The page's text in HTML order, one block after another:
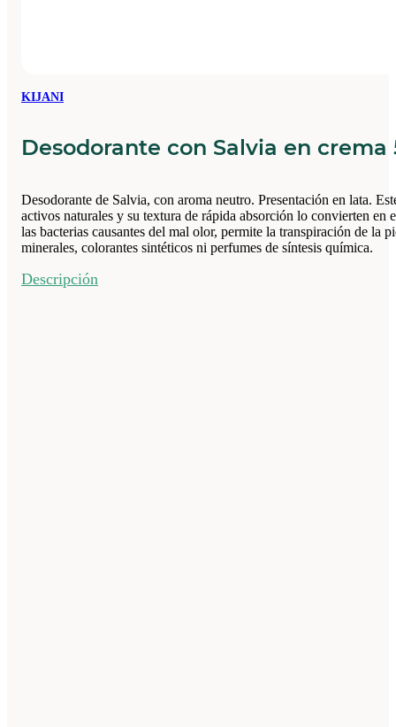
KIJANI
Desodorante con Salvia en crema
Desodorante de Salvia, con aroma neutro. Presentación en lata.
activos naturales y su textura de rápida absorción lo convierten
las bacterias causantes del mal olor, permite la transpiración de
minerales, colorantes sintéticos ni perfumes de síntesis química.
Descripción